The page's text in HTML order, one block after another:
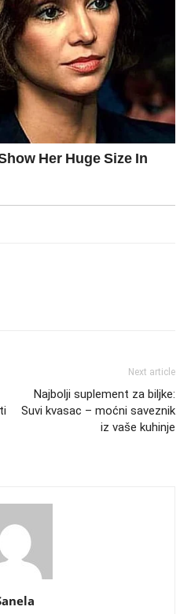
Next article
Najbolji suplement za biljke:
Suvi kvasac – moćni saveznik
iz vaše kuhinje